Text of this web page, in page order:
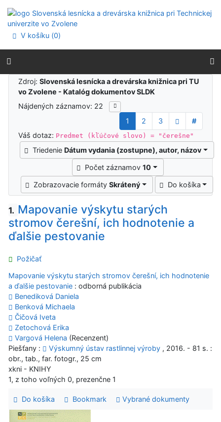
Prejsť na menu
Prehlásenie o webovej prístupnosti
V košíku (0)
Výsledky vyhľadávania
Zdroj:Slovenská lesnícka a drevárska knižnica pri TU
vo Zvolene - Katalóg dokumentov SLDK
Nájdených záznamov: 22
1
2 3
#
Váš dotaz: Predmet (kľúčové slovo) = "čerešne"
Triedenie Dátum vydania (zostupne), autor, názov
Počet záznamov10
Zobrazovacie formátySkrátený Do košíka
1. Mapovanie výskytu starých
stromov čerešní, ich hodnotenie a
ďalšie pestovanie
Požičať
Mapovanie výskytu starých stromov čerešní, ich hodnotenie
a ďalšie pestovanie : odborná publikácia
Benediková Daniela
Benková Michaela
Čičová Iveta
Zetochová Erika
Vargová Helena (Recenzent)
Piešťany :
Výskumný ústav rastlinnej výroby , 2016. - 81 s. :
obr., tab., far. fotogr., 25 cm
xkni - KNIHY
1, z toho voľných 0, prezenčne 1
Do košíka Bookmark Vybrané dokumenty